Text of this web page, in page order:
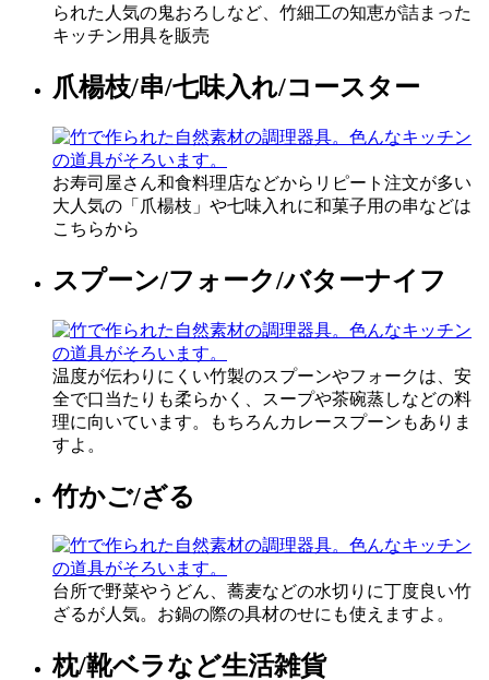
られた人気の鬼おろしなど、竹細工の知恵が詰まった
キッチン用具を販売
爪楊枝/串/七味入れ/コースター
お寿司屋さん和食料理店などからリピート注文が多い
大人気の「爪楊枝」や七味入れに和菓子用の串などは
こちらから
スプーン/フォーク/バターナイフ
温度が伝わりにくい竹製のスプーンやフォークは、安
全で口当たりも柔らかく、スープや茶碗蒸しなどの料
理に向いています。もちろんカレースプーンもありま
すよ。
竹かご/ざる
台所で野菜やうどん、蕎麦などの水切りに丁度良い竹
ざるが人気。お鍋の際の具材のせにも使えますよ。
枕/靴ベラなど生活雑貨